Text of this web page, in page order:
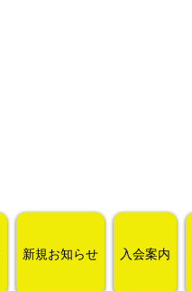
新規お知らせ 入会案内